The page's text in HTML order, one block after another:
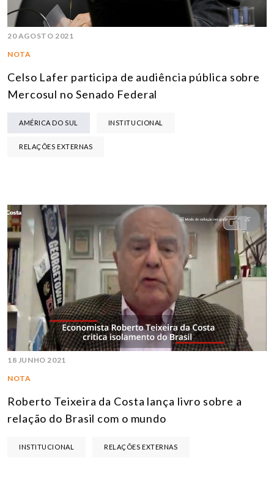
20 AGOSTO 2021
NOTA
Celso Lafer participa de audiência pública sobre
Mercosul no Senado Federal
AMÉRICA DO SUL INSTITUCIONAL
RELAÇÕES EXTERNAS
18 JUNHO 2021
NOTA
Roberto Teixeira da Costa lança livro sobre a
relação do Brasil com o mundo
INSTITUCIONAL RELAÇÕES EXTERNAS